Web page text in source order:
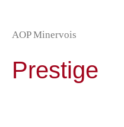
AOP Minervois
Prestige